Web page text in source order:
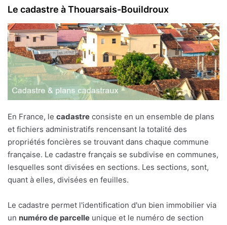
Le cadastre à Thouarsais-Bouildroux
En France, le cadastre consiste en un ensemble de plans
et fichiers administratifs rencensant la totalité des
propriétés foncières se trouvant dans chaque commune
française. Le cadastre français se subdivise en communes,
lesquelles sont divisées en sections. Les sections, sont,
quant à elles, divisées en feuilles.
Le cadastre permet l'identification d'un bien immobilier via
un numéro de parcelle unique et le numéro de section